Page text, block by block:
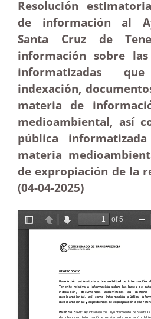
Resolución
de información al
Santa Cruz de
información sobre
informatizadas
indexación,
materia de
medioambiental, así
pública
materia
de expropiación de la
(04-04-2025)